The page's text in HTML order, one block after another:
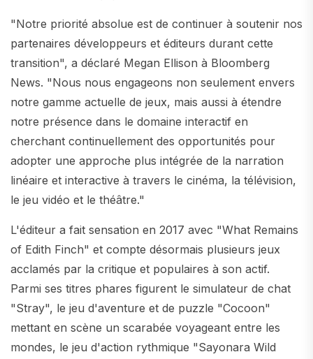
"Notre priorité absolue est de continuer à soutenir nos
partenaires développeurs et éditeurs durant cette
transition", a déclaré Megan Ellison à Bloomberg
News. "Nous nous engageons non seulement envers
notre gamme actuelle de jeux, mais aussi à étendre
notre présence dans le domaine interactif en
cherchant continuellement des opportunités pour
adopter une approche plus intégrée de la narration
linéaire et interactive à travers le cinéma, la télévision,
le jeu vidéo et le théâtre."
L'éditeur a fait sensation en 2017 avec "What Remains
of Edith Finch" et compte désormais plusieurs jeux
acclamés par la critique et populaires à son actif.
Parmi ses titres phares figurent le simulateur de chat
"Stray", le jeu d'aventure et de puzzle "Cocoon"
mettant en scène un scarabée voyageant entre les
mondes, le jeu d'action rythmique "Sayonara Wild